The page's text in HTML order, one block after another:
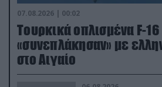
07.08.2026 | 00:02
Τουρκικά οπλισμένα F-16
«συνεπλάκησαν» με
στο Αιγαίο